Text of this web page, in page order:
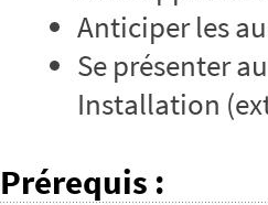
Anticiper les
Se présenter
Installation
Prérequis :